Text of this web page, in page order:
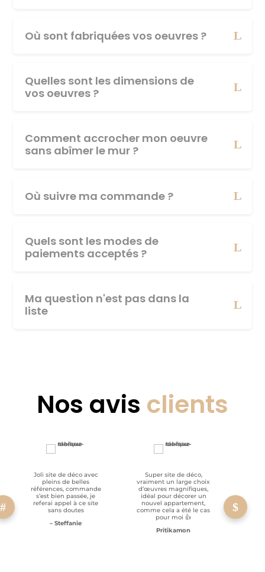
Où sont fabriquées vos oeuvres ?
Quelles sont les dimensions de
vos oeuvres ?
Comment accrocher mon oeuvre
sans abîmer le mur ?
Où suivre ma commande ?
Quels sont les modes de
paiements acceptés ?
Ma question n'est pas dans la
liste
Nos avis clients
Joli site de déco avec
pleins de belles
références, commande
s’est bien passée, je
referai appel à ce site
sans doutes
– Steffanie
Super site de déco,
vraiment un large choix
d’œuvres magnifiques,
idéal pour décorer un
nouvel appartement,
comme cela a été le cas
pour moi 👍
Pritikamon